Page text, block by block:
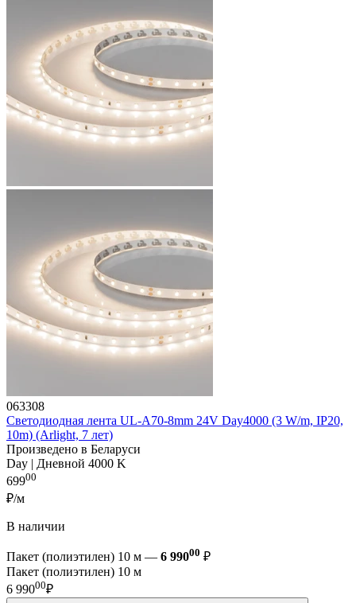
063308
Светодиодная лента UL-A70-8mm 24V Day4000 (3 W/m, IP20,
10m) (Arlight, 7 лет)
Произведено в Беларуси
Day | Дневной 4000 K
69900
₽/м
В наличии
Пакет (полиэтилен) 10 м — 6 99000 ₽
Пакет (полиэтилен) 10 м
6 99000₽